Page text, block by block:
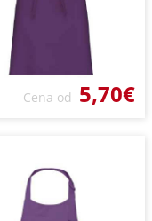
Cena od 5,70€